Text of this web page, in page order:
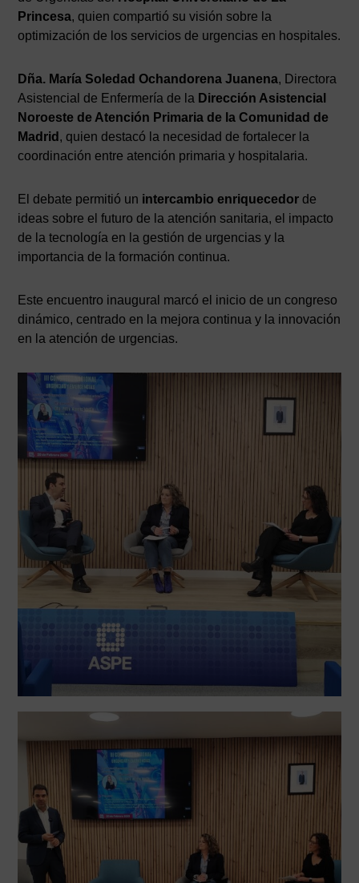
Princesa, quien compartió su visión sobre la
optimización de los servicios de urgencias en hospitales.
Dña. María Soledad Ochandorena Juanena, Directora
Asistencial de Enfermería de la Dirección Asistencial
Noroeste de Atención Primaria de la Comunidad de
Madrid , quien destacó la necesidad de fortalecer la
coordinación entre atención primaria y hospitalaria.
El debate permitió un intercambio enriquecedor de
ideas sobre el futuro de la atención sanitaria, el impacto
de la tecnología en la gestión de urgencias y la
importancia de la formación continua.
Este encuentro inaugural marcó el inicio de un congreso
dinámico, centrado en la mejora continua y la innovación
en la atención de urgencias.